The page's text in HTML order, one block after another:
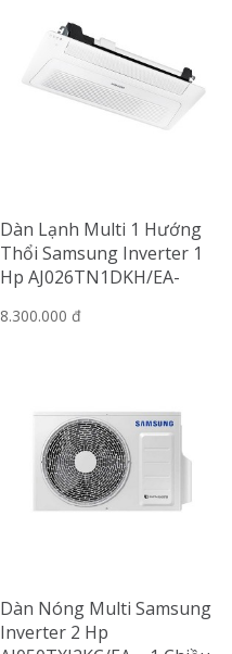
Dàn Lạnh Multi 1 Hướng
Thổi Samsung Inverter 1
Hp AJ026TN1DKH/EA-
8.300.000 đ
Dàn Nóng Multi Samsung
Inverter 2 Hp